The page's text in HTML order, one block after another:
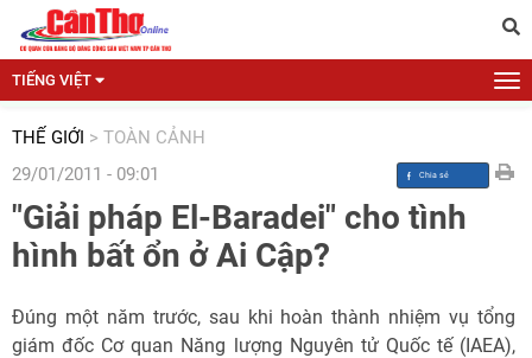
TIẾNG VIỆT
THẾ GIỚI > TOÀN CẢNH
29/01/2011 - 09:01
"Giải pháp El-Baradei" cho tình
hình bất ổn ở Ai Cập?
Đúng một năm trước, sau khi hoàn thành nhiệm vụ tổng
giám đốc Cơ quan Năng lượng Nguyên tử Quốc tế (IAEA),